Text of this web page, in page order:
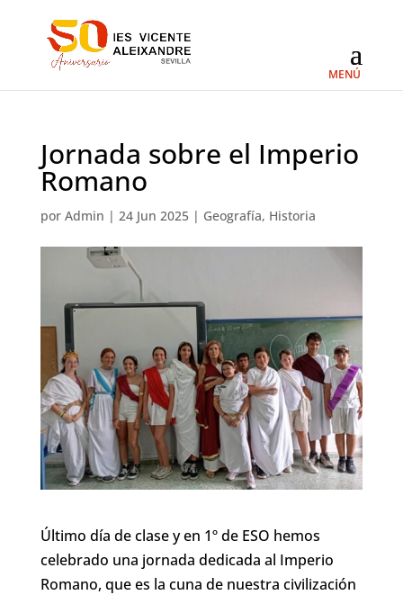
Jornada sobre el Imperio
Romano
por Admin | 24 Jun 2025| Geografía, Historia
Último día de clase y en 1º de ESO hemos
celebrado una jornada dedicada al Imperio
Romano, que es la cuna de nuestra civilización